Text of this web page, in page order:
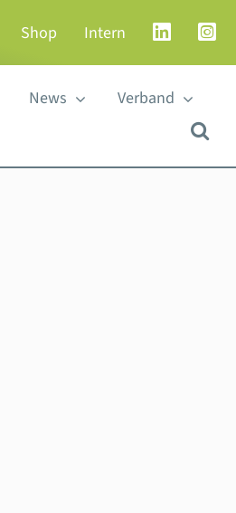
Shop Intern
News Verband